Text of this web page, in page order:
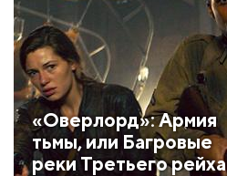
​«Оверлорд»: Армия
тьмы, или Багровые
реки Третьего рейха